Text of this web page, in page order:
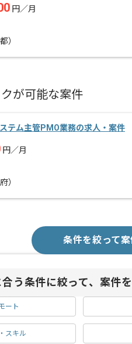
円／月
）
が可能な案件
テム主管PMO業務の求人・案件
円／月
）
条件を絞って
う条件に絞って、案件
ート
スキル